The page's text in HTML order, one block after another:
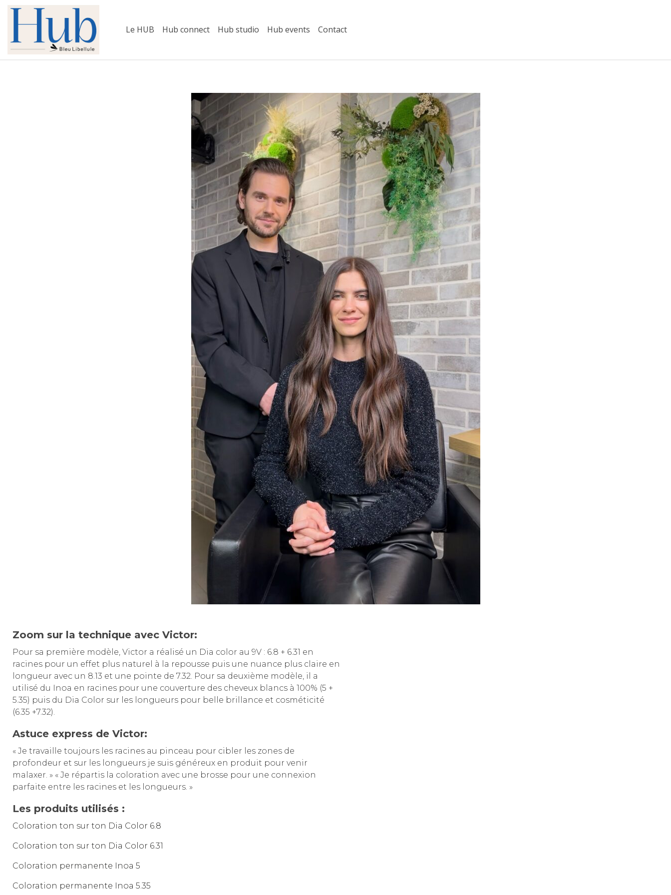
Skip
Le HUB Hub connect Hub studio Hub events Contact
Zoom sur la technique avec Victor:
Pour sa première modèle, Victor a réalisé un Dia color au 9V : 6.8 + 6.31 en
racines pour un effet plus naturel à la repousse puis une nuance plus claire en
longueur avec un 8.13 et une pointe de 7.32. Pour sa deuxième modèle, il a
utilisé du Inoa en racines pour une couverture des cheveux blancs à 100% (5 +
5.35) puis du Dia Color sur les longueurs pour belle brillance et cosméticité
(6.35 +7.32).
Astuce express de Victor:
« Je travaille toujours les racines au pinceau pour cibler les zones de
profondeur et sur les longueurs je suis généreux en produit pour venir
malaxer. » « Je répartis la coloration avec une brosse pour une connexion
parfaite entre les racines et les longueurs. »
Les produits utilisés :
Coloration ton sur ton Dia Color 6.8
Coloration ton sur ton Dia Color 6.31
Coloration permanente Inoa 5
Coloration permanente Inoa 5.35